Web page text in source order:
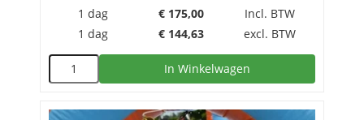
1 dag € 175,00
Incl. BTW
1 dag
€ 144,63 excl. BTW
In Winkelwagen